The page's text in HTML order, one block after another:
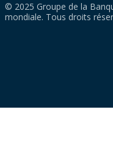
© 2025 Groupe de la
mondiale. Tous droits